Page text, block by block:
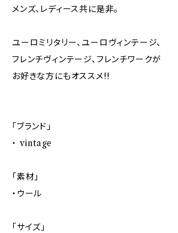
メンズ、レディース共に是非。
ユーロミリタリー、ユーロヴィンテージ、
フレンチヴィンテージ、フレンチワークが
お好きな方にもオススメ!!
「ブランド」
・ vintage
「素材」
・ウール
「サイズ」